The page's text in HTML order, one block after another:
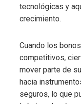
tecnológicas y
crecimiento.
Cuando los
competitivos,
mover parte de
hacia
seguros, lo que